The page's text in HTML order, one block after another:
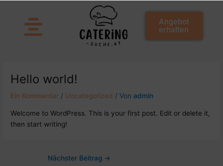
springen
Angebot
erhalten
Hello world!
Ein Kommentar / Uncategorized / Von admin
Welcome to WordPress. This is your first post. Edit or delete it,
then start writing!
Nächster Beitrag →